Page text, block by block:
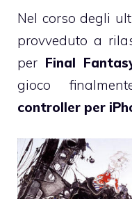
Nel corso degli
provveduto a
per Final
gioco
controller per